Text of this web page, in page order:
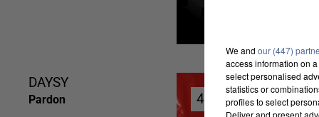
DAYSY
Pardon 4h47
4h47
We and our (447)
access information on
select personalised
statistics or
profiles to select
Deliver and present